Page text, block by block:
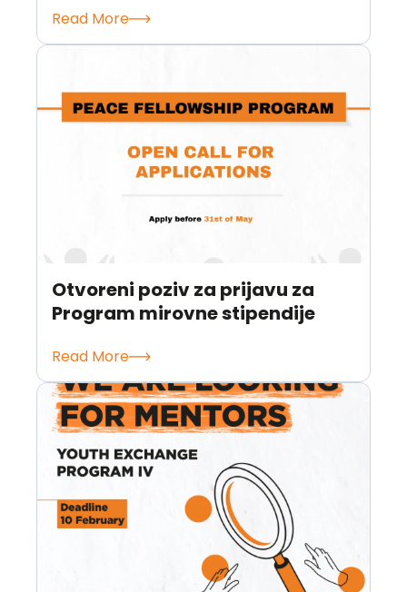
Read More
Otvoreni poziv za prijavu za
Program mirovne stipendije
Read More